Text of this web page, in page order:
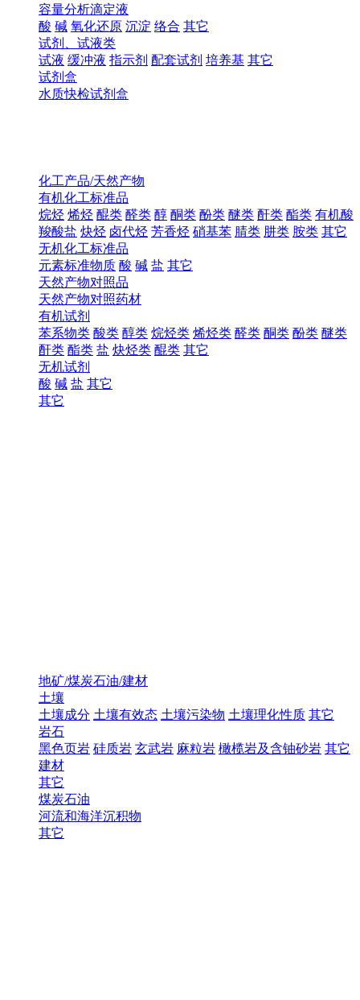
容量分析滴定液
酸 碱 氧化还原 沉淀 络合 其它
试剂、试液类
试液 缓冲液 指示剂 配套试剂 培养基 其它
试剂盒
水质快检试剂盒
化工产品/天然产物
有机化工标准品
烷烃 烯烃 醌类 醛类 醇 酮类 酚类 醚类 酐类 酯类 有机酸
羧酸盐 炔烃 卤代烃 芳香烃 硝基苯 腈类 肼类 胺类 其它
无机化工标准品
元素标准物质 酸 碱 盐 其它
天然产物对照品
天然产物对照药材
有机试剂
苯系物类 酸类 醇类 烷烃类 烯烃类 醛类 酮类 酚类 醚类
酐类 酯类 盐 炔烃类 醌类 其它
无机试剂
酸 碱 盐 其它
其它
地矿/煤炭石油/建材
土壤
土壤成分 土壤有效态 土壤污染物 土壤理化性质 其它
岩石
黑色页岩 硅质岩 玄武岩 麻粒岩 橄榄岩及含铀砂岩 其它
建材
其它
煤炭石油
河流和海洋沉积物
其它